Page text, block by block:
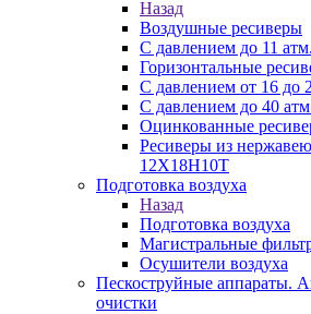
Назад
Воздушные ресиверы
С давлением до 11 атм.
Горизонтальные
С давлением от 16 до
С давлением до 40
Оцинкованные
Ресиверы из
12Х18Н10Т
Подготовка воздуха
Назад
Подготовка воздуха
Магистральные
Осушители воздуха
Пескоструйные аппараты.
очистки